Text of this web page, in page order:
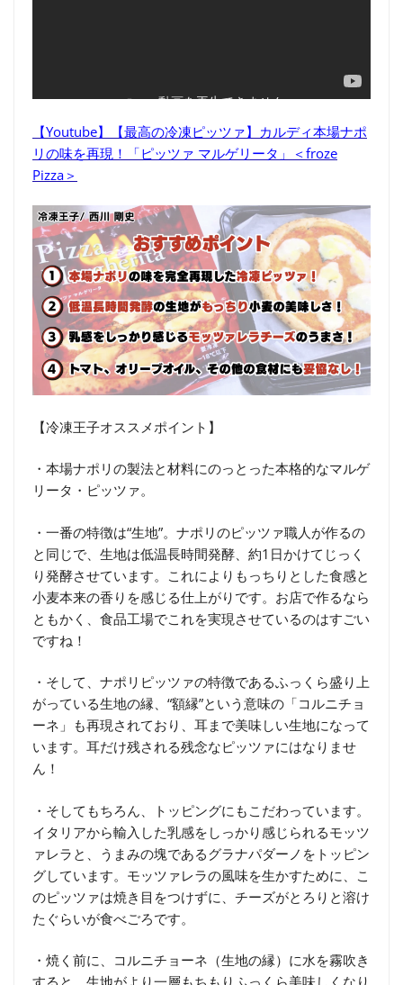
【Youtube】【最高の冷凍ピッツァ】カルディ本場ナポ
リの味を再現！「ピッツァ マルゲリータ」＜froze
Pizza＞
【冷凍王子オススメポイント】
・本場ナポリの製法と材料にのっとった本格的なマルゲ
リータ・ピッツァ。
・一番の特徴は“生地”。ナポリのピッツァ職人が作るの
と同じで、生地は低温長時間発酵、約1日かけてじっく
り発酵させています。これによりもっちりとした食感と
小麦本来の香りを感じる仕上がりです。お店で作るなら
ともかく、食品工場でこれを実現させているのはすごい
ですね！
・そして、ナポリピッツァの特徴であるふっくら盛り上
がっている生地の縁、“額縁”という意味の「コルニチョ
ーネ」も再現されており、耳まで美味しい生地になって
います。耳だけ残される残念なピッツァにはなりませ
ん！
・そしてもちろん、トッピングにもこだわっています。
イタリアから輸入した乳感をしっかり感じられるモッツ
ァレラと、うまみの塊であるグラナパダーノをトッピン
グしています。モッツァレラの風味を生かすために、こ
のピッツァは焼き目をつけずに、チーズがとろりと溶け
たぐらいが食べごろです。
・焼く前に、コルニチョーネ（生地の縁）に水を霧吹き